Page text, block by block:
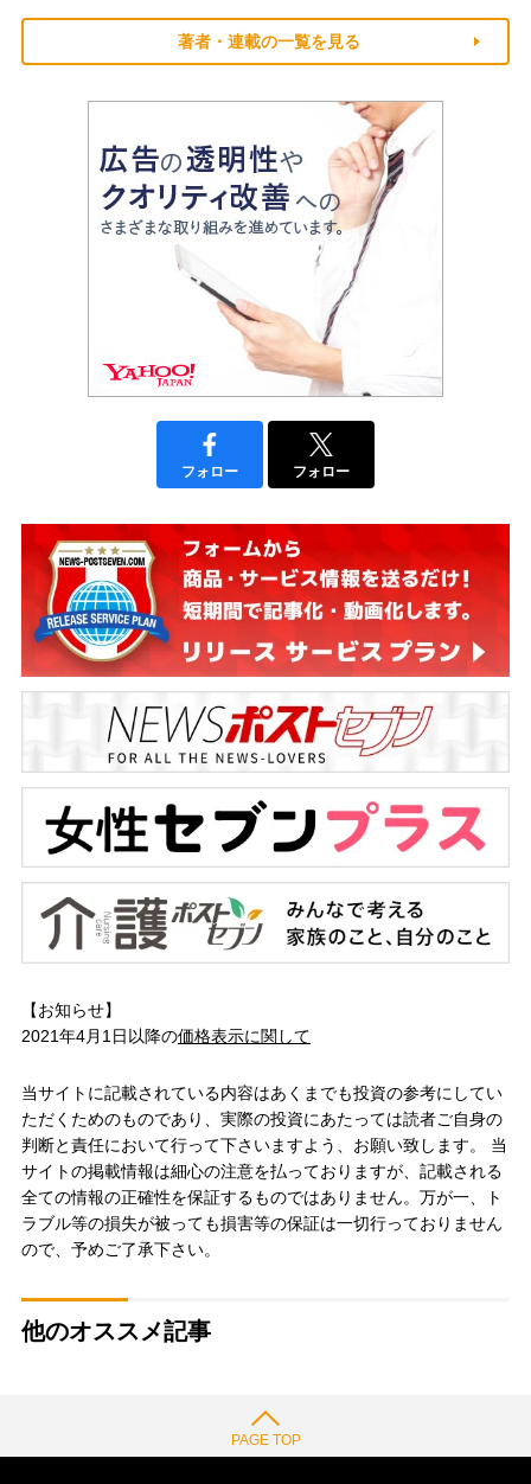
著者・連載の一覧を見る
フォロー フォロー
【お知らせ】
2021年4月1日以降の価格表示に関して
当サイトに記載されている内容はあくまでも投資の参考にしてい
ただくためのものであり、実際の投資にあたっては読者ご自身の
判断と責任において行って下さいますよう、お願い致します。 当
サイトの掲載情報は細心の注意を払っておりますが、記載される
全ての情報の正確性を保証するものではありません。万が一、ト
ラブル等の損失が被っても損害等の保証は一切行っておりません
ので、予めご了承下さい。
他のオススメ記事
PAGE TOP